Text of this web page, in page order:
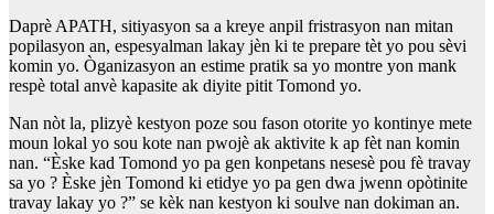
Daprè APATH, sitiyasyon sa a kreye anpil fristrasyon nan mitan
popilasyon an, espesyalman lakay jèn ki te prepare tèt yo pou sèvi
komin yo. Òganizasyon an estime pratik sa yo montre yon mank
respè total anvè kapasite ak diyite pitit Tomond yo.
Nan nòt la, plizyè kestyon poze sou fason otorite yo kontinye mete
moun lokal yo sou kote nan pwojè ak aktivite k ap fèt nan komin
nan. “Èske kad Tomond yo pa gen konpetans nesesè pou fè travay
sa yo ? Èske jèn Tomond ki etidye yo pa gen dwa jwenn opòtinite
travay lakay yo ?” se kèk nan kestyon ki soulve nan dokiman an.